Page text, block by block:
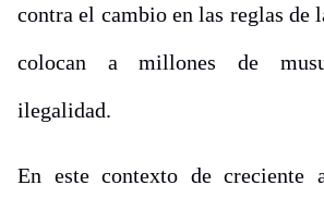
contra el cambio en las reglas de
colocan a millones de
ilegalidad.
En este contexto de creciente